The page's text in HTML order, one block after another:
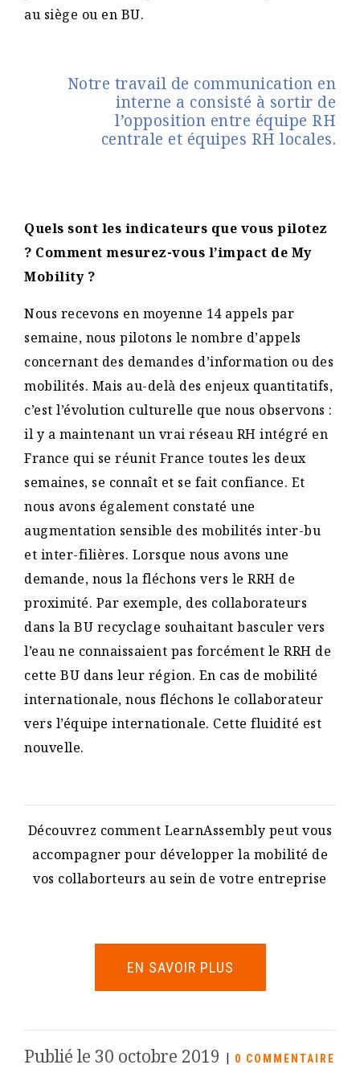
au siège ou en BU.
Notre travail de communication en
interne a consisté à sortir de
l’opposition entre équipe RH
centrale et équipes RH locales.
Quels sont les indicateurs que vous pilotez
? Comment mesurez-vous l’impact de My
Mobility ?
Nous recevons en moyenne 14 appels par
semaine, nous pilotons le nombre d’appels
concernant des demandes d’information ou des
mobilités. Mais au-delà des enjeux quantitatifs,
c’est l’évolution culturelle que nous observons :
il y a maintenant un vrai réseau RH intégré en
France qui se réunit France toutes les deux
semaines, se connaît et se fait confiance. Et
nous avons également constaté une
augmentation sensible des mobilités inter-bu
et inter-filières. Lorsque nous avons une
demande, nous la fléchons vers le RRH de
proximité. Par exemple, des collaborateurs
dans la BU recyclage souhaitant basculer vers
l’eau ne connaissaient pas forcément le RRH de
cette BU dans leur région. En cas de mobilité
internationale, nous fléchons le collaborateur
vers l’équipe internationale. Cette fluidité est
nouvelle.
Découvrez comment LearnAssembly peut vous
accompagner pour développer la mobilité de
vos collaborteurs au sein de votre entreprise
EN SAVOIR PLUS
Publié le 30 octobre 2019 0 COMMENTAIRE